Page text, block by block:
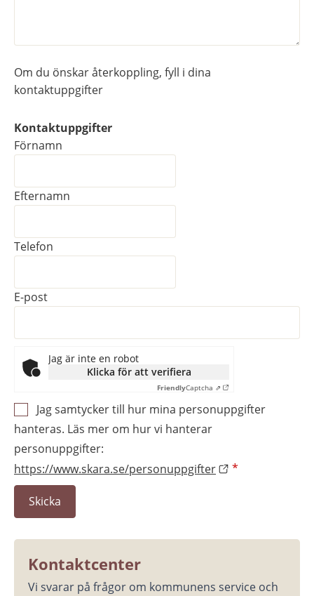
Om du önskar återkoppling, fyll i dina
kontaktuppgifter
Kontaktuppgifter
Kontaktuppgifter
Förnamn
Efternamn
Telefon
E-post
Jag är inte en robot
Klicka för att verifiera
FriendlyCaptcha ⇗
Jag samtycker till hur mina personuppgifter
hanteras. Läs mer om hur vi hanterar
personuppgifter:
https://www.skara.se/personuppgifter
*
Kontaktcenter
Vi svarar på frågor om kommunens service och